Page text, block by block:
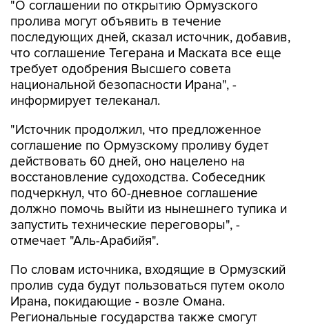
последующих дней, сказал источник, добавив,
что соглашение Тегерана и Маската все еще
требует одобрения Высшего совета
национальной безопасности Ирана", -
информирует телеканал.
"Источник продолжил, что предложенное
действовать 60 дней, оно нацелено на
восстановление судоходства. Собеседник
подчеркнул, что 60-дневное соглашение
должно помочь выйти из нынешнего тупика и
запустить технические переговоры", -
отмечает "Аль-Арабийя".
По словам источника, входящие в Ормузский
Ирана, покидающие - возле Омана.
Региональные государства также смогут
принять участие в процессе разминирования
пролива.